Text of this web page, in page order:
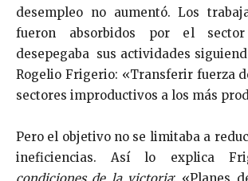
desempleo no aumentó. Los
fueron absorbidos por el
desepegaba sus actividades
Rogelio Frigerio: «Transferir fuerza
sectores improductivos a los más
Pero el objetivo no se limitaba a
ineficiencias. Así lo explica